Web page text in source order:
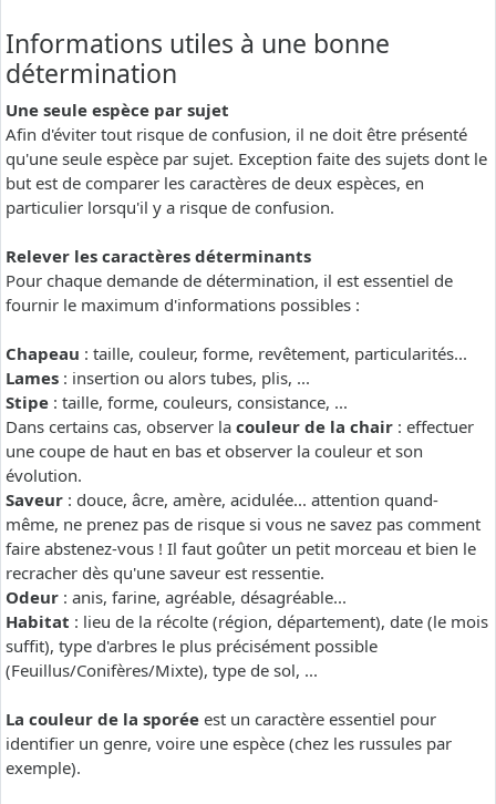
Informations utiles à une bonne
détermination
Une seule espèce par sujet
Afin d'éviter tout risque de confusion, il ne doit être présenté
qu'une seule espèce par sujet. Exception faite des sujets dont le
but est de comparer les caractères de deux espèces, en
particulier lorsqu'il y a risque de confusion.
Relever les caractères déterminants
Pour chaque demande de détermination, il est essentiel de
fournir le maximum d'informations possibles :
Chapeau : taille, couleur, forme, revêtement, particularités...
Lames : insertion ou alors tubes, plis, ...
Stipe : taille, forme, couleurs, consistance, ...
Dans certains cas, observer la couleur de la chair : effectuer
une coupe de haut en bas et observer la couleur et son
évolution.
Saveur : douce, âcre, amère, acidulée... attention quand-
même, ne prenez pas de risque si vous ne savez pas comment
faire abstenez-vous ! Il faut goûter un petit morceau et bien le
recracher dès qu'une saveur est ressentie.
Odeur : anis, farine, agréable, désagréable...
Habitat : lieu de la récolte (région, département), date (le mois
suffit), type d'arbres le plus précisément possible
(Feuillus/Conifères/Mixte), type de sol, ...
La couleur de la sporée est un caractère essentiel pour
identifier un genre, voire une espèce (chez les russules par
exemple).